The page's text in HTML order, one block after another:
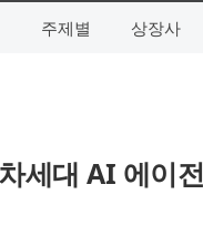
주제별 상장사
세대 AI 에이